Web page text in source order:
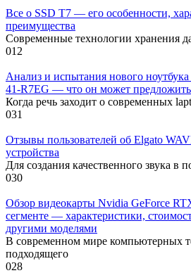
Все о SSD T7 — его особенности,
преимущества
Современные технологии хранения
012
Анализ и испытания нового
41-R7EG — что он может предложить
Когда речь заходит о современных
031
Отзывы пользователей об Elgato
устройства
Для создания качественного звука в
030
Обзор видеокарты Nvidia GeForce
сегменте — характеристики,
другими моделями
В современном мире компьютерных
подходящего
028